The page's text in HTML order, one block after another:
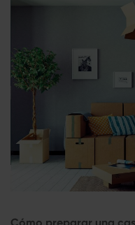
Cómo preparar una